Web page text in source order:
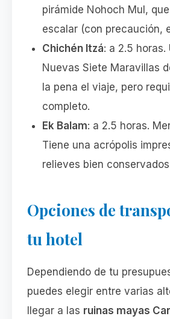
pirámide Nohoch Mul,
escalar (con precaución,
Chichén Itzá: a 2.5 horas.
Nuevas Siete Maravillas
la pena el viaje, pero
completo.
Ek Balam: a 2.5 horas.
Tiene una acrópolis
relieves bien
Opciones de
tu hotel
Dependiendo de tu
puedes elegir entre varias
llegar a las ruinas mayas